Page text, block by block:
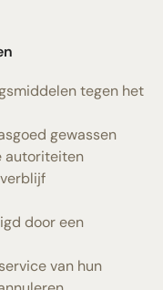
tegen het
gewassen
autoriteiten
door een
van hun